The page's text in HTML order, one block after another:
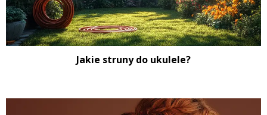
Jakie struny do ukulele?